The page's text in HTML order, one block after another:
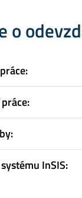
o
InSIS: